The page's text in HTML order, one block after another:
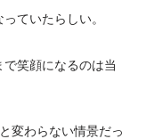
ていたらしい。
笑顔になるのは当
変わらない情景だっ